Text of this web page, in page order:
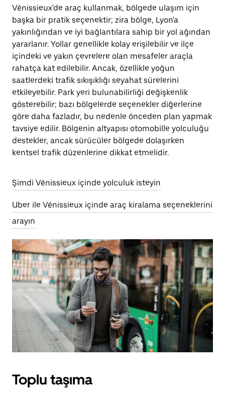
Vénissieux'de araç kullanmak, bölgede ulaşım için
başka bir pratik seçenektir; zira bölge, Lyon'a
yakınlığından ve iyi bağlantılara sahip bir yol ağından
yararlanır. Yollar genellikle kolay erişilebilir ve ilçe
içindeki ve yakın çevrelere olan mesafeler araçla
rahatça kat edilebilir. Ancak, özellikle yoğun
saatlerdeki trafik sıkışıklığı seyahat sürelerini
etkileyebilir. Park yeri bulunabilirliği değişkenlik
gösterebilir; bazı bölgelerde seçenekler diğerlerine
göre daha fazladır, bu nedenle önceden plan yapmak
tavsiye edilir. Bölgenin altyapısı otomobille yolculuğu
destekler, ancak sürücüler bölgede dolaşırken
kentsel trafik düzenlerine dikkat etmelidir.
Şimdi Vénissieux içinde yolculuk isteyin
Uber ile Vénissieux içinde araç kiralama seçeneklerini
arayın
Toplu taşıma